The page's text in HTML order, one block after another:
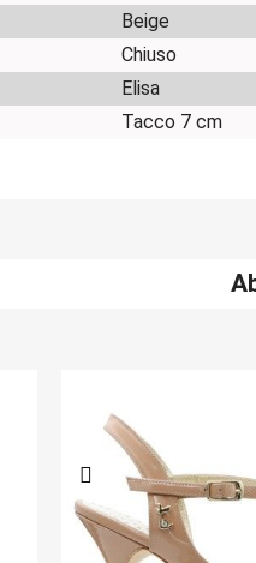
Beige
Chiuso
Elisa
Tacco 7 cm